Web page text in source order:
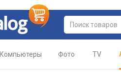
Компьютеры Фото TV